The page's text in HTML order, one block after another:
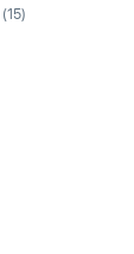
(15)